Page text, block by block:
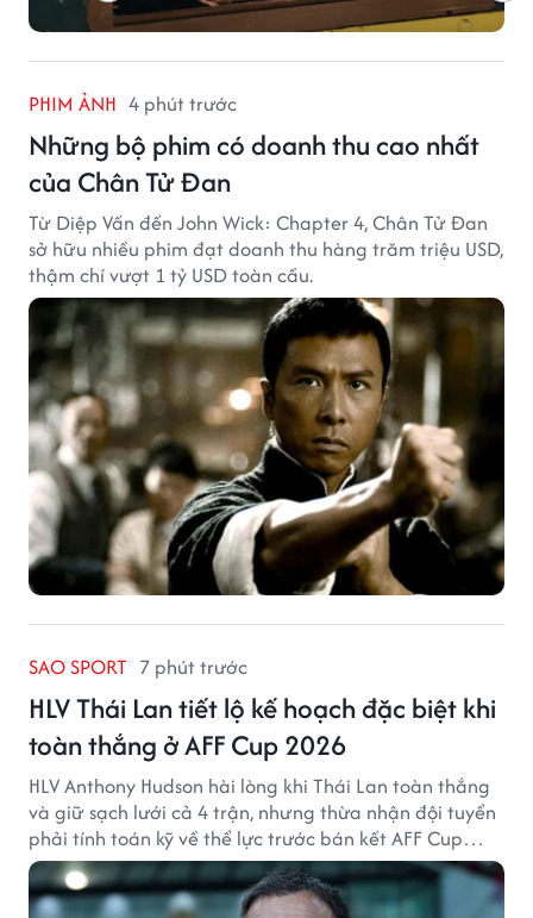
PHIM ẢNH 4 phút trước
Những bộ phim có doanh thu cao nhất
của Chân Tử Đan
Từ Diệp Vấn đến John Wick: Chapter 4, Chân Tử Đan
sở hữu nhiều phim đạt doanh thu hàng trăm triệu USD,
thậm chí vượt 1 tỷ USD toàn cầu.
SAO SPORT 7 phút trước
HLV Thái Lan tiết lộ kế hoạch đặc biệt khi
toàn thắng ở AFF Cup 2026
HLV Anthony Hudson hài lòng khi Thái Lan toàn thắng
và giữ sạch lưới cả 4 trận, nhưng thừa nhận đội tuyển
phải tính toán kỹ về thể lực trước bán kết AFF Cup
2026.